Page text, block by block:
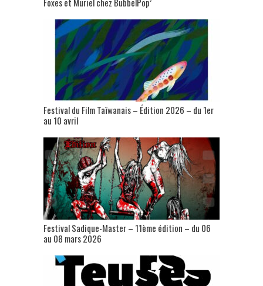
Festival du Film Taïwanais – Édition 2026 – du 1er
au 10 avril
Festival Sadique-Master – 11ème édition – du 06
au 08 mars 2026